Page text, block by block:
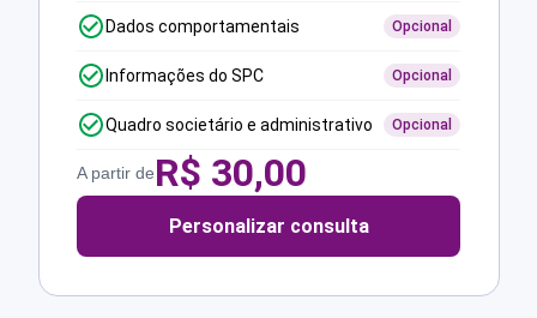
Dados comportamentais Opcional
Informações do SPC Opcional
Quadro societário e administrativo Opcional
A partir deR$ 30,00
Personalizar consulta